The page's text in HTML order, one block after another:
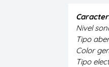
Nivel
Tipo
Color
Tipo